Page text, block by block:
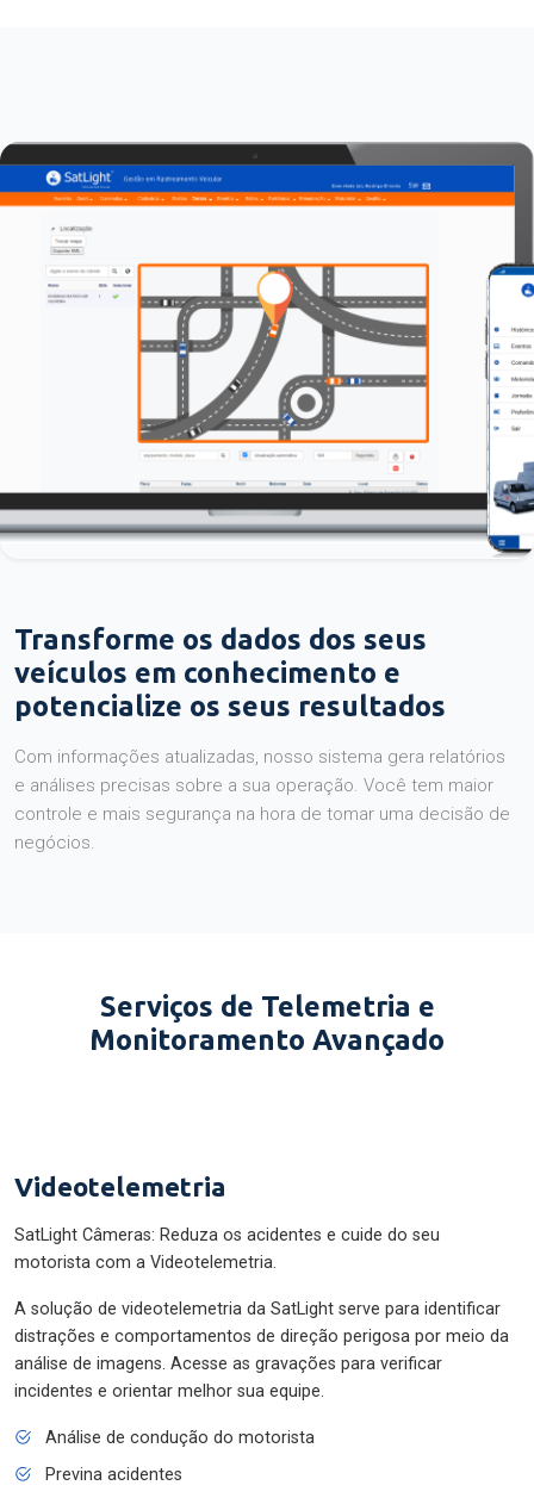
Transforme os dados dos seus
veículos em conhecimento e
potencialize os seus resultados
Com informações atualizadas, nosso sistema gera relatórios
e análises precisas sobre a sua operação. Você tem maior
controle e mais segurança na hora de tomar uma decisão de
negócios.
Serviços de Telemetria e
Monitoramento Avançado
Videotelemetria
SatLight Câmeras: Reduza os acidentes e cuide do seu
motorista com a Videotelemetria.
A solução de videotelemetria da SatLight serve para identificar
distrações e comportamentos de direção perigosa por meio da
análise de imagens. Acesse as gravações para verificar
incidentes e orientar melhor sua equipe.
Análise de condução do motorista
Previna acidentes